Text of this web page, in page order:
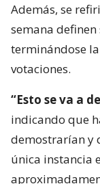
Además, se
semana
terminándose
votaciones.
“Esto se va a
indicando que
demostrarían y
única instancia